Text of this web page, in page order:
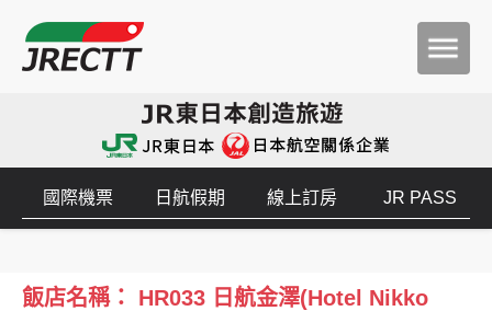
國際機票 日航假期 線上訂房 JR PASS
飯店名稱： HR033 日航金澤(Hotel Nikko